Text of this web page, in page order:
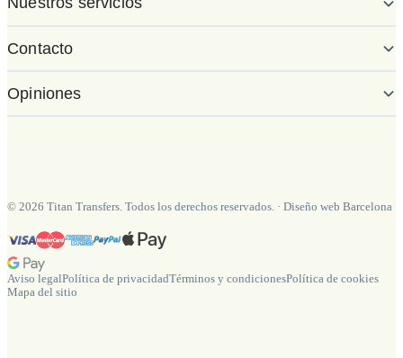
Contacto
Opiniones
© 2026 Titan Transfers. Todos los derechos reservados. · Diseño web Barcelona
Aviso legalPolítica de privacidadTérminos y condicionesPolítica de cookies
Mapa del sitio